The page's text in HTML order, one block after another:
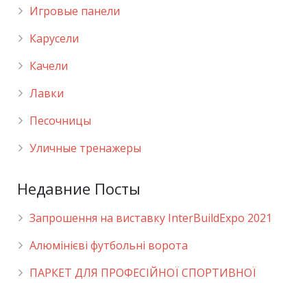
Игровые панели
Карусели
Качели
Лавки
Песочницы
Уличные тренажеры
Недавние Посты
Запрошення на виставку InterBuildExpo 2021
Алюмінієві футбольні ворота
ПАРКЕТ ДЛЯ ПРОФЕСІЙНОЇ СПОРТИВНОЇ